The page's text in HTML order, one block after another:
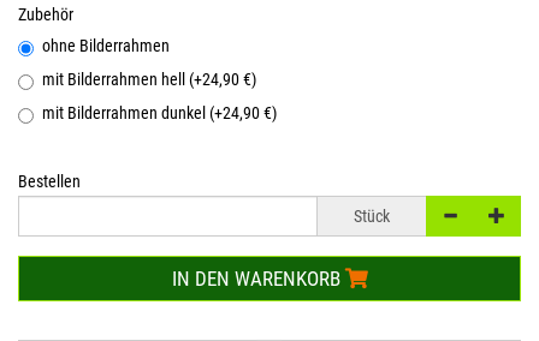
Zubehör
ohne Bilderrahmen
mit Bilderrahmen hell (+24,90 €)
mit Bilderrahmen dunkel (+24,90 €)
Bestellen
Stück
IN DEN WARENKORB